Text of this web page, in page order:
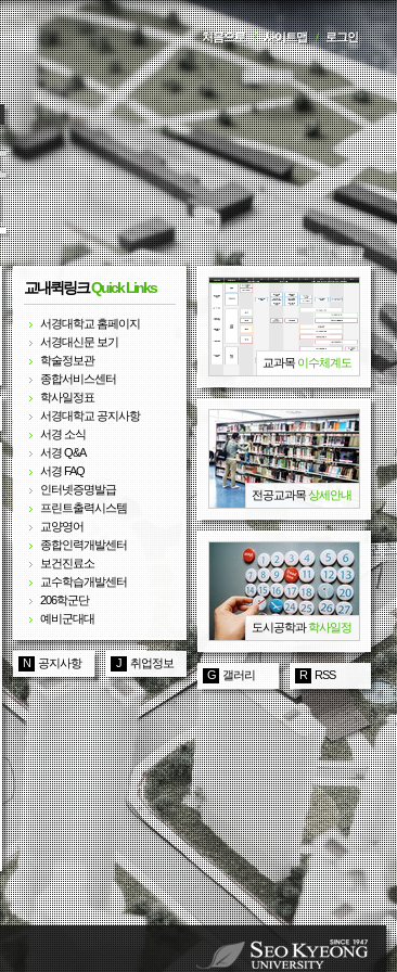
처음으로 / 사이트맵 / 로그인
교내퀵링크Quick Links
서경대학교 홈페이지
서경대신문 보기
학술정보관
종합서비스센터
학사일정표
서경대학교 공지사항
서경 소식
서경 Q&A
서경 FAQ
인터넷증명발급
프린트출력시스템
교양영어
종합인력개발센터
보건진료소
교수학습개발센터
206학군단
예비군대대
교과목 이수체계도
전공교과목상세안내
도시공학과학사일정
N 공지사항 J
취업정보
G
갤러리 R RSS